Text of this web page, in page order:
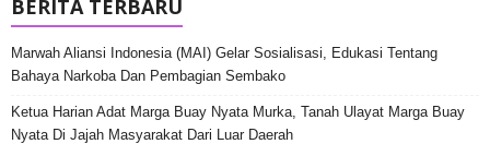
BERITA TERBARU
Marwah Aliansi Indonesia (MAI) Gelar Sosialisasi, Edukasi Tentang
Bahaya Narkoba Dan Pembagian Sembako
Ketua Harian Adat Marga Buay Nyata Murka, Tanah Ulayat Marga Buay
Nyata Di Jajah Masyarakat Dari Luar Daerah